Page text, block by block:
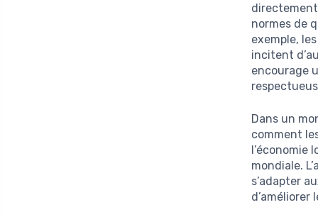
normes de
exemple,
incitent
encourage
Dans un
comment
l’économie
mondiale.
s’adapter